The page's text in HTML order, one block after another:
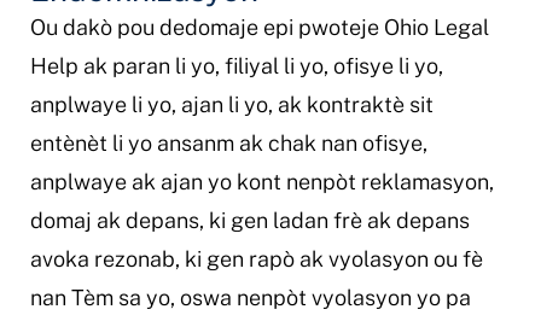
Ou dakò pou dedomaje epi pwoteje Ohio Legal
Help ak paran li yo, filiyal li yo, ofisye li yo,
anplwaye li yo, ajan li yo, ak kontraktè sit
entènèt li yo ansanm ak chak nan ofisye,
anplwaye ak ajan yo kont nenpòt reklamasyon,
domaj ak depans, ki gen ladan frè ak depans
avoka rezonab, ki gen rapò ak vyolasyon ou fè
nan Tèm sa yo, oswa nenpòt vyolasyon yo pa